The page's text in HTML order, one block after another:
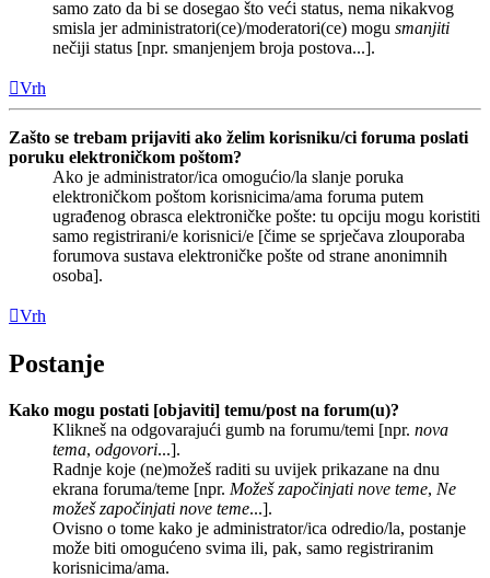
samo zato da bi se dosegao što veći status, nema nikakvog
smisla jer administratori(ce)/moderatori(ce) mogu smanjiti
nečiji status [npr. smanjenjem broja postova...].
Vrh
Zašto se trebam prijaviti ako želim korisniku/ci foruma poslati
poruku elektroničkom poštom?
Ako je administrator/ica omogućio/la slanje poruka
elektroničkom poštom korisnicima/ama foruma putem
ugrađenog obrasca elektroničke pošte: tu opciju mogu koristiti
samo registrirani/e korisnici/e [čime se sprječava zlouporaba
forumova sustava elektroničke pošte od strane anonimnih
osoba].
Vrh
Postanje
Kako mogu postati [objaviti] temu/post na forum(u)?
Klikneš na odgovarajući gumb na forumu/temi [npr. nova
tema, odgovori...].
Radnje koje (ne)možeš raditi su uvijek prikazane na dnu
ekrana foruma/teme [npr. Možeš započinjati nove teme, Ne
možeš započinjati nove teme...].
Ovisno o tome kako je administrator/ica odredio/la, postanje
može biti omogućeno svima ili, pak, samo registriranim
korisnicima/ama.